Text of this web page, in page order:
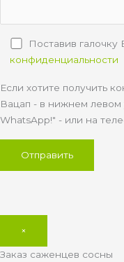
Поставив
конфиденциальности
Если хотите получить
Вацап - в нижнем левом
WhatsApp!" - или на
×
Заказ саженцев сосны